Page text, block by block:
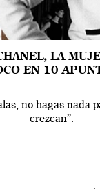
LA
EN 10
no hagas nada
crezcan”.